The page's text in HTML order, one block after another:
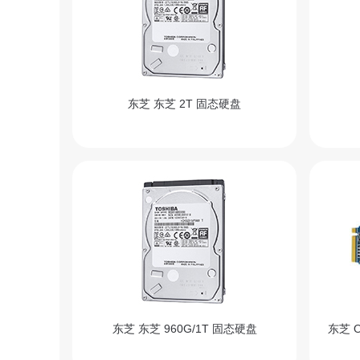
东芝 东芝 2T 固态硬盘
东芝 东芝 960G/1T 固态硬盘 东芝